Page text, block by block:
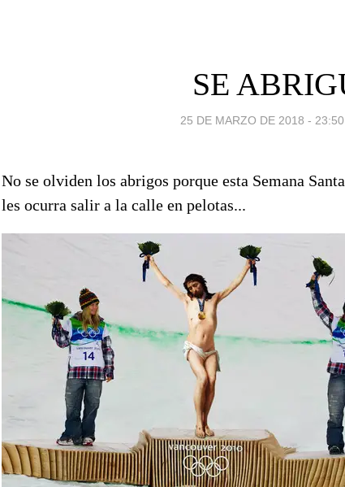
SE
25 DE MARZO DE 2018 - 23:50
No se olviden los abrigos porque esta Semana
les ocurra salir a la calle en pelotas...